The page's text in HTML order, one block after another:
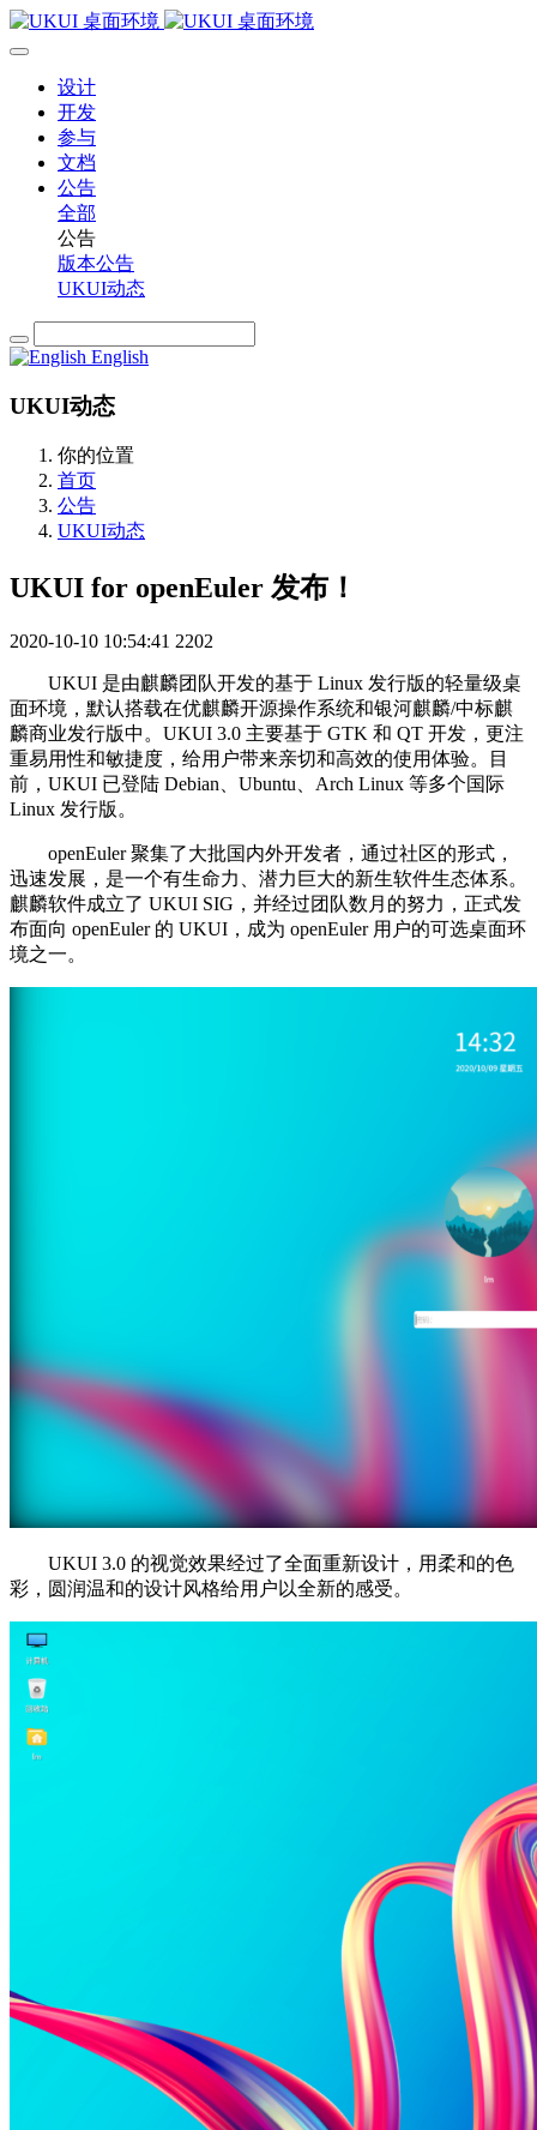
设计
开发
参与
文档
公告
全部
公告
版本公告
UKUI动态
English
UKUI动态
你的位置
首页
公告
UKUI动态
UKUI for openEuler 发布！
2020-10-10 10:54:41 2202
UKUI 是由麒麟团队开发的基于 Linux 发行版的轻量级桌
面环境，默认搭载在优麒麟开源操作系统和银河麒麟/中标麒
麟商业发行版中。UKUI 3.0 主要基于 GTK 和 QT 开发，更注
重易用性和敏捷度，给用户带来亲切和高效的使用体验。目
前，UKUI 已登陆 Debian、Ubuntu、Arch Linux 等多个国际
Linux 发行版。
openEuler 聚集了大批国内外开发者，通过社区的形式，
迅速发展，是一个有生命力、潜力巨大的新生软件生态体系。
麒麟软件成立了 UKUI SIG，并经过团队数月的努力，正式发
布面向 openEuler 的 UKUI，成为 openEuler 用户的可选桌面环
境之一。
UKUI 3.0 的视觉效果经过了全面重新设计，用柔和的色
彩，圆润温和的设计风格给用户以全新的感受。